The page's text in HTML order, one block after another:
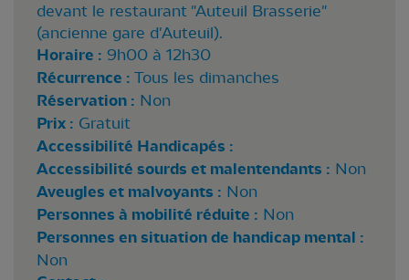
devant le restaurant "Auteuil Brasserie"
(ancienne gare d'Auteuil).
Horaire : 9h00 à 12h30
Récurrence : Tous les dimanches
Réservation : Non
Prix : Gratuit
Accessibilité Handicapés :
Accessibilité sourds et malentendants : Non
Aveugles et malvoyants : Non
Personnes à mobilité réduite : Non
Personnes en situation de handicap mental :
Non